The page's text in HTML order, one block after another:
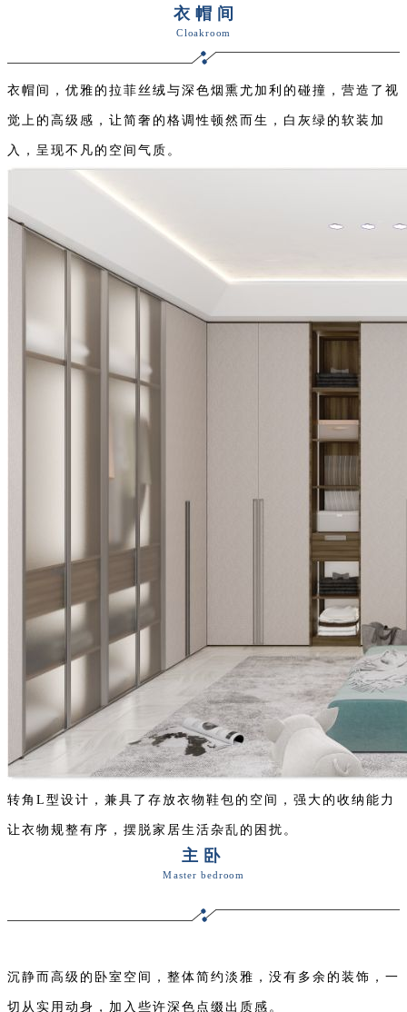
衣帽间
Cloakroom
衣帽间，优雅的拉菲丝绒与深色烟熏尤加利的碰撞，营造了视
觉上的高级感，让简奢的格调性顿然而生，白灰绿的软装加
入，呈现不凡的空间气质。
转角L型设计，兼具了存放衣物鞋包的空间，强大的收纳能力
让衣物规整有序，摆脱家居生活杂乱的困扰。
主卧
Master bedroom
沉静而高级的卧室空间， 整体简约淡雅， 没有多余的装饰，一
切从实用动身，加入些许深色点缀出质感。